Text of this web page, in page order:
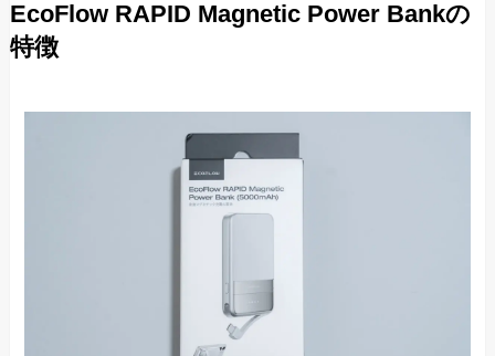
EcoFlow RAPID Magnetic Power Bankの
特徴